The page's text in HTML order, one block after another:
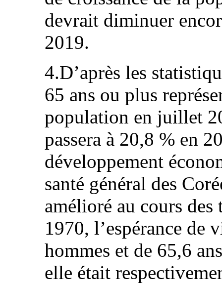
devrait diminuer
2019.
4.D’après les
65 ans ou plus
population en juillet
passera à 20,8 % en
développement
santé général des
amélioré au cours des
1970, l’espérance de
hommes et de 65,6
elle était